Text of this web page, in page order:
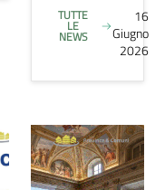
TUTTE
LE
NEWS
16
Giugno
2026